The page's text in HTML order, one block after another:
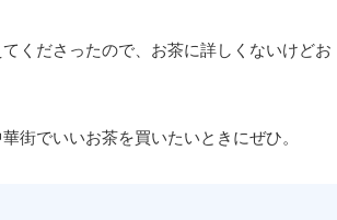
くださったので、お茶に詳しくないけどお
街でいいお茶を買いたいときにぜひ。